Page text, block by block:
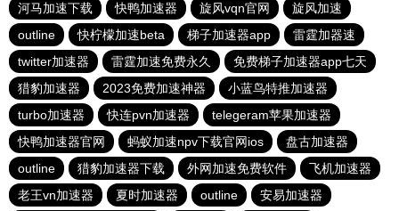
河马加速下载
快鸭加速器 旋风vqn官网
旋风加速
outline
快柠檬加速beta 梯子加速器app
雷霆加器速
twitter加速器
雷霆加速免费永久
免费梯子加速器app七天
猎豹加速器
2023免费加速神器
小蓝鸟特推加速器
turbo加速器
快连pvn加速器
telegeram苹果加速器
快鸭加速器官网
蚂蚁加速npv下载官网ios
盘古加速器
outline
猎豹加速器下载 外网加速免费软件
飞机加速器
老王vn加速器
夏时加速器 outline
安易加速器